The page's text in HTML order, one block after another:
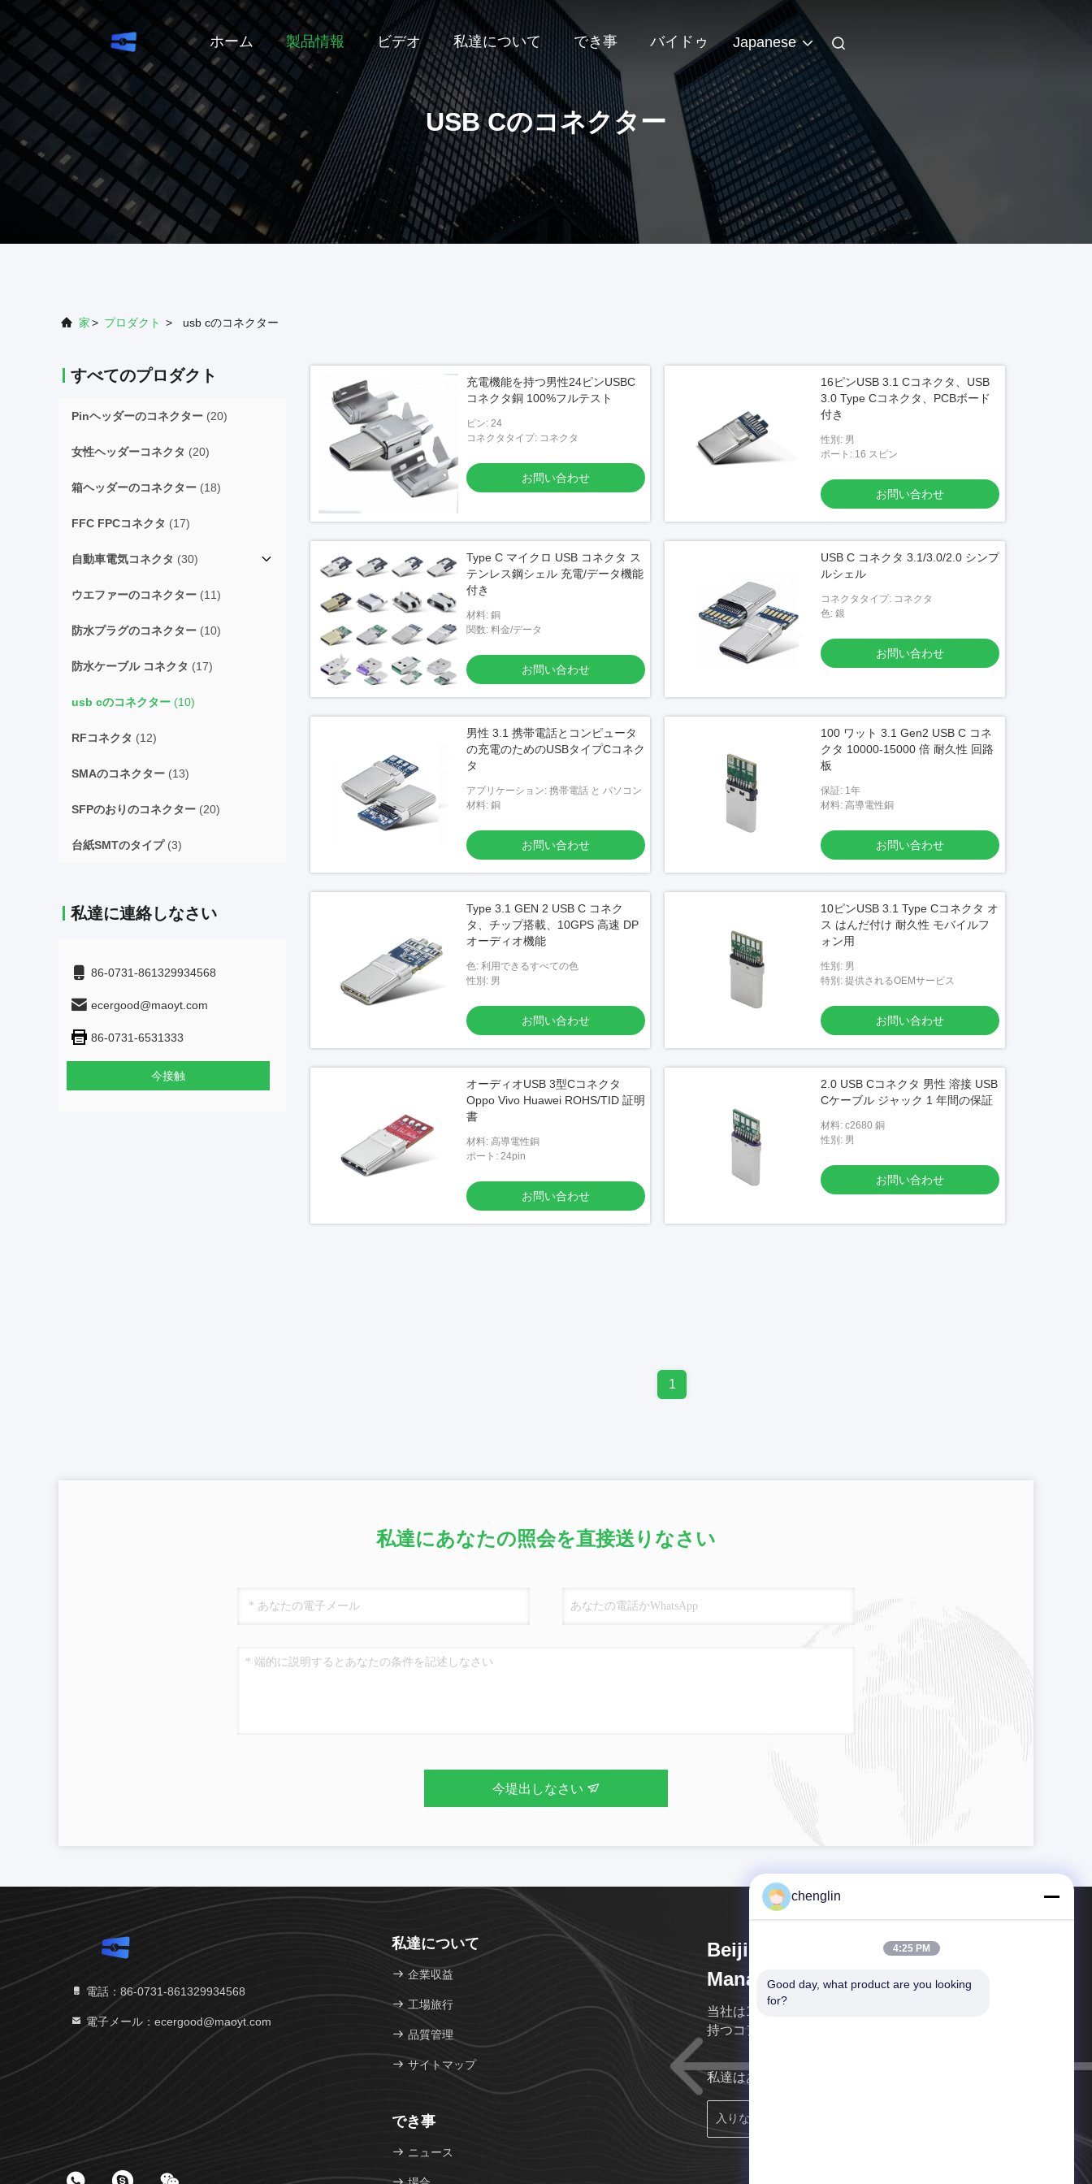
ホーム 製品情報 ビデオ 私達について でき事 バイドゥ Japanese
USB Cのコネクター
家> プロダクト > usb cのコネクター
すべてのプロダクト
Pinヘッダーのコネクター (20)
女性ヘッダーコネクタ (20)
箱ヘッダーのコネクター (18)
FFC FPCコネクタ (17)
自動車電気コネクタ (30)
ウエファーのコネクター (11)
防水プラグのコネクター (10)
防水ケーブル コネクタ (17)
usb cのコネクター (10)
RFコネクタ (12)
SMAのコネクター (13)
SFPのおりのコネクター (20)
台紙SMTのタイプ(3)
私達に連絡しなさい
86-0731-861329934568
ecergood@maoyt.com
86-0731-6531333
今接触
充電機能を持つ男性24ピンUSBC
コネクタ銅 100%フルテスト
ピン: 24
コネクタタイプ: コネクタ
お問い合わせ
16ピンUSB 3.1 Cコネクタ、USB
3.0 Type Cコネクタ、PCBボード
付き
性別: 男
ポート: 16 スピン
お問い合わせ
Type C マイクロ USB コネクタ ス
テンレス鋼シェル 充電/データ機能
付き
材料: 銅
関数: 料金/データ
お問い合わせ
USB C コネクタ 3.1/3.0/2.0 シンプ
ルシェル
コネクタタイプ: コネクタ
色: 銀
お問い合わせ
男性 3.1 携帯電話とコンピュータ
の充電のためのUSBタイプCコネク
タ
アプリケーション: 携帯電話 と パソコン
材料: 銅
お問い合わせ
100 ワット 3.1 Gen2 USB C コネ
クタ 10000-15000 倍 耐久性 回路
板
保証: 1年
材料: 高導電性銅
お問い合わせ
Type 3.1 GEN 2 USB C コネク
タ、チップ搭載、10GPS 高速 DP
オーディオ機能
色: 利用できるすべての色
性別: 男
お問い合わせ
10ピンUSB 3.1 Type Cコネクタ オ
ス はんだ付け 耐久性 モバイルフ
ォン用
性別: 男
特別: 提供されるOEMサービス
お問い合わせ
オーディオUSB 3型Cコネクタ
Oppo Vivo Huawei ROHS/TID 証明
書
材料: 高導電性銅
ポート: 24pin
お問い合わせ
2.0 USB Cコネクタ 男性 溶接 USB
Cケーブル ジャック 1 年間の保証
材料: c2680 銅
性別: 男
お問い合わせ
1
私達にあなたの照会を直接送りなさい
今堤出しなさい
電話：86-0731-861329934568
電子メール：ecergood@maoyt.com
私達について
企業収益
工場旅行
品質管理
サイトマップ
でき事
ニュース
Beijing Silk Road Enterprise
Management Services Co.,LTD
当社は10年以上ものパッケージデザインと製造経験を
持つコアチームを持っています.
私達はあなたにできるだけ早く戻る。
chenglin
4:25 PM
Good day, what product are you looking
for?